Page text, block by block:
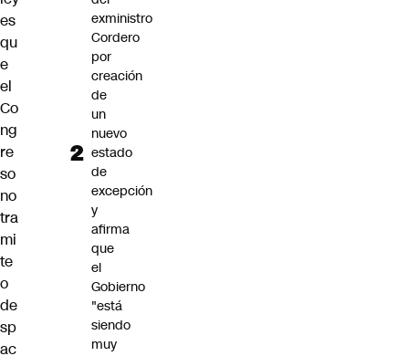
es
qu
e
el
Co
ng
re
so
no
tra
mi
te
o
de
sp
ac
exministro
Cordero
por
creación
de
un
nuevo
estado
de
excepción
y
afirma
que
el
Gobierno
"está
siendo
muy